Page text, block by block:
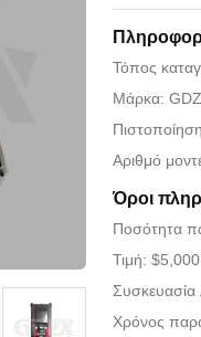
Τόπος
Μάρκα:
Αριθμό
Όροι
Ποσότητα
Τιμή:
Συσκευασία
Χρόνος